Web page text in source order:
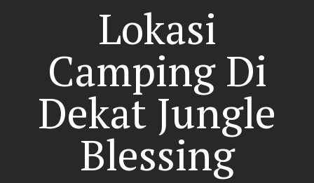
Lokasi
Camping Di
Dekat Jungle
Blessing